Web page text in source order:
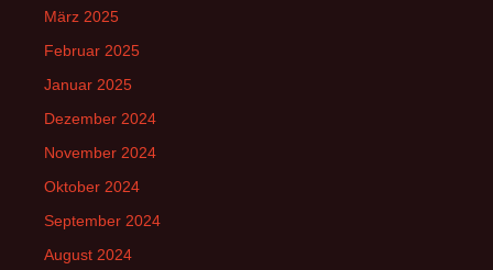
März 2025
Februar 2025
Januar 2025
Dezember 2024
November 2024
Oktober 2024
September 2024
August 2024